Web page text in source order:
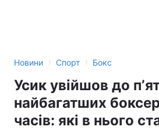
Новини › Спорт › Бокс
Усик увійшов до
найбагатших
часів: які в нього